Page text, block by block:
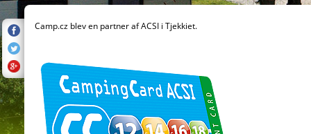
Camp.cz blev en partner af ACSI i Tjekkiet.